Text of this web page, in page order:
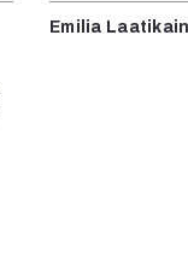
Emilia